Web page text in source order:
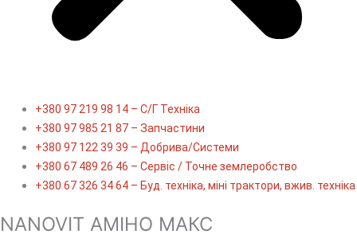
+380 97 219 98 14 – С/Г Техніка
+380 97 985 21 87 – Запчастини
+380 97 122 39 39 – Добрива/Cистеми
+380 67 489 26 46 – Сервіс / Точне землеробство
+380 67 326 34 64 – Буд. техніка, міні трактори, вжив. техніка
NANOVIT АМІНО МАКС